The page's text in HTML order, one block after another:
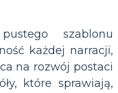
szablonu
każdej narracji,
na rozwój postaci
które sprawiają,